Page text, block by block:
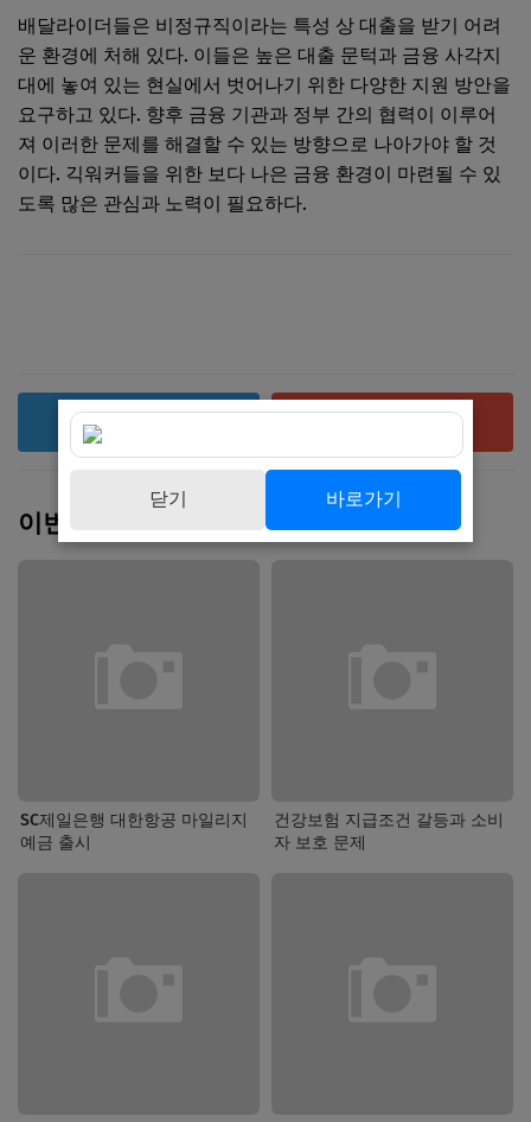
배달라이더들은 비정규직이라는 특성 상 대출을 받기 어려
운 환경에 처해 있다. 이들은 높은 대출 문턱과 금융 사각지
대에 놓여 있는 현실에서 벗어나기 위한 다양한 지원 방안을
요구하고 있다. 향후 금융 기관과 정부 간의 협력이 이루어
져 이러한 문제를 해결할 수 있는 방향으로 나아가야 할 것
이다. 긱워커들을 위한 보다 나은 금융 환경이 마련될 수 있
도록 많은 관심과 노력이 필요하다.
이번 주 인기 글
SC제일은행 대한항공 마일리지
예금 출시
건강보험 지급조건 갈등과 소비
자 보호 문제
닫기 바로가기